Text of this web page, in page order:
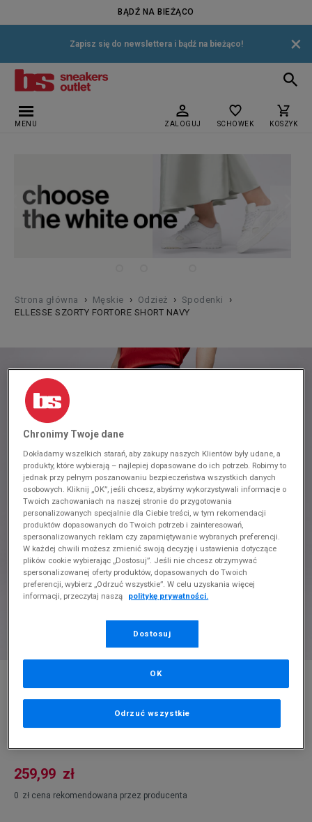
BĄDŹ NA BIEŻĄCO
Zapisz się do newslettera i bądź na bieżąco! ×
MENU ZALOGUJ SCHOWEK KOSZYK
Strona główna › Męskie › Odzież › Spodenki ›
ELLESSE SZORTY FORTORE SHORT NAVY
ELLESSE SZORTY FORTORE SHORT NAVY
Produkt pochodzi z końcówek aktualnych kolekcji, ubiegłych
0 zł cena rekomendowana przez producenta
259,99 zł
Chronimy Twoje dane
Dokładamy wszelkich starań, aby zakupy naszych Klientów były udane, a
produkty, które wybierają – najlepiej dopasowane do ich potrzeb. Robimy to
jednak przy pełnym poszanowaniu bezpieczeństwa wszystkich danych
osobowych. Kliknij „OK”, jeśli chcesz, abyśmy wykorzystywali informacje o
Twoich zachowaniach na naszej stronie do przygotowania
personalizowanych specjalnie dla Ciebie treści, w tym rekomendacji
produktów dopasowanych do Twoich potrzeb i zainteresowań,
spersonalizowanych reklam czy zapamiętywanie wybranych preferencji.
W każdej chwili możesz zmienić swoją decyzję i ustawienia dotyczące
plików cookie wybierając „Dostosuj”. Jeśli nie chcesz otrzymywać
spersonalizowanej oferty produktów, dopasowanych do Twoich
preferencji, wybierz „Odrzuć wszystkie”. W celu uzyskania więcej
informacji, przeczytaj naszą
politykę prywatności.
Dostosuj
Odrzuć wszystkie
OK